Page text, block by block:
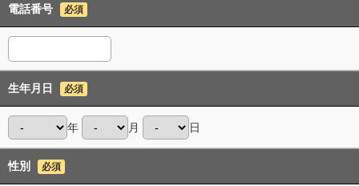
電話番号 必須
生年月日 必須
年 月 日
性別 必須